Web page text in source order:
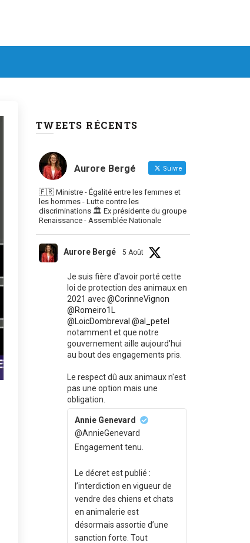
TWEETS RÉCENTS
Aurore Bergé Suivre
🇫🇷 Ministre - Égalité entre les femmes et
les hommes - Lutte contre les
discriminations 🏛 Ex présidente du groupe
Renaissance - Assemblée Nationale
Aurore Bergé 5 Août
Je suis fière d'avoir porté cette
loi de protection des animaux en
2021 avec@CorinneVignon
@Romeiro1L
@LoicDombreval @al_petel
notamment et que notre
gouvernement aille aujourd'hui
au bout des engagements pris.
Le respect dû aux animaux n'est
pas une option mais une
obligation.
Annie Genevard
@AnnieGenevard
Engagement tenu.
Le décret est publié :
l’interdiction en vigueur de
vendre des chiens et chats
en animalerie est
désormais assortie d’une
sanction forte. Tout